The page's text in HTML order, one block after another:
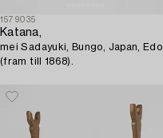
1579035
Katana,
mei Sadayuki, Bungo, Japan, Edo,
(fram till 1868).